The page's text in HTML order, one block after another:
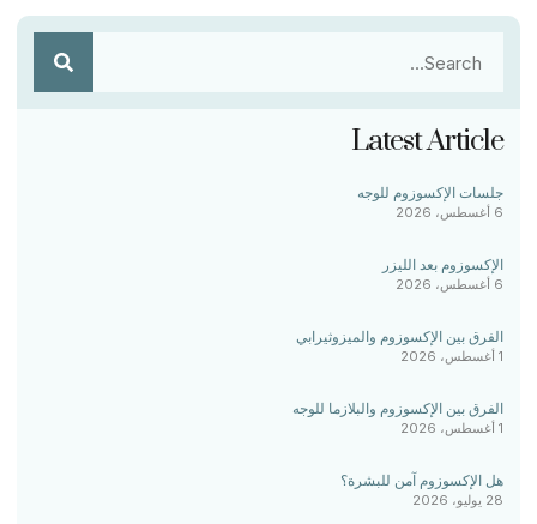
Latest Article
جلسات الإكسوزوم للوجه
6 أغسطس، 2026
الإكسوزوم بعد الليزر
6 أغسطس، 2026
الفرق بين الإكسوزوم والميزوثيرابي
1 أغسطس، 2026
الفرق بين الإكسوزوم والبلازما للوجه
1 أغسطس، 2026
هل الإكسوزوم آمن للبشرة؟
28 يوليو، 2026